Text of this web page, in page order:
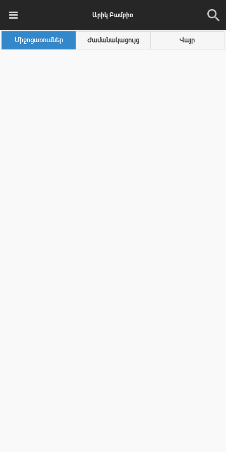
Արիկ Բամբիռ
Միջոցառումներ Ժամանակացույց Վայր